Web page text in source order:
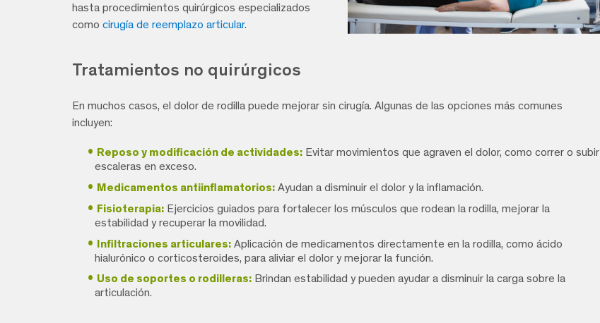
hasta procedimientos quirúrgicos especializados
como cirugía de reemplazo articular.
Tratamientos no quirúrgicos
En muchos casos, el dolor de rodilla puede mejorar sin cirugía. Algunas de las opciones más comunes
incluyen:
Reposo y modificación de actividades: Evitar movimientos que agraven el dolor, como correr o subir
escaleras en exceso.
Medicamentos antiinflamatorios: Ayudan a disminuir el dolor y la inflamación.
Fisioterapia: Ejercicios guiados para fortalecer los músculos que rodean la rodilla, mejorar la
estabilidad y recuperar la movilidad.
Infiltraciones articulares: Aplicación de medicamentos directamente en la rodilla, como ácido
hialurónico o corticosteroides, para aliviar el dolor y mejorar la función.
Uso de soportes o rodilleras: Brindan estabilidad y pueden ayudar a disminuir la carga sobre la
articulación.